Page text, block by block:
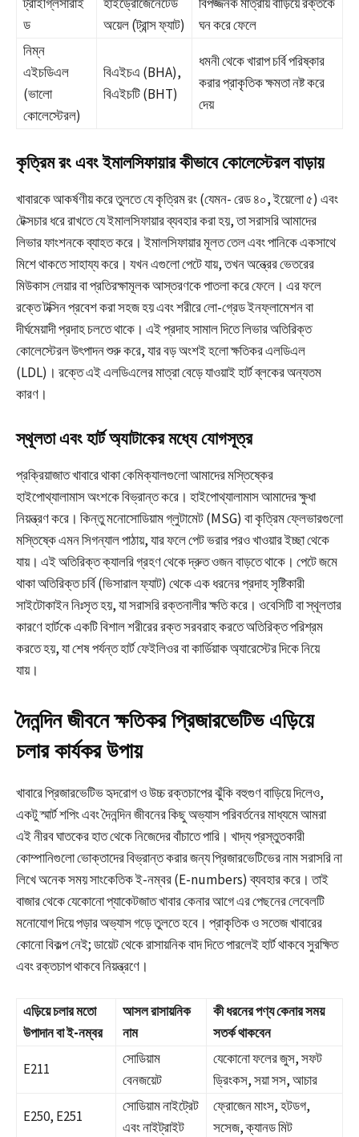
ড
অয়েল (ট্রান্স ফ্যাট)
ঘন করে ফেলে
নিম্ন
এইচডিএল
(ভালো
কোলেস্টেরল)
বিএইচএ (BHA),
বিএইচটি (BHT)
ধমনী থেকে খারাপ চর্বি পরিষ্কার
করার প্রাকৃতিক ক্ষমতা নষ্ট করে
দেয়
কৃত্রিম রং এবং ইমালসিফায়ার কীভাবে কোলেস্টেরল বাড়ায়
খাবারকে আকর্ষণীয় করে তুলতে যে কৃত্রিম রং (যেমন- রেড ৪০, ইয়েলো ৫) এবং
টেক্সচার ধরে রাখতে যে ইমালসিফায়ার ব্যবহার করা হয়, তা সরাসরি আমাদের
লিভার ফাংশনকে ব্যাহত করে। ইমালসিফায়ার মূলত তেল এবং পানিকে একসাথে
মিশে থাকতে সাহায্য করে। যখন এগুলো পেটে যায়, তখন অন্ত্রের ভেতরের
মিউকাস লেয়ার বা প্রতিরক্ষামূলক আস্তরণকে পাতলা করে ফেলে। এর ফলে
রক্তে টক্সিন প্রবেশ করা সহজ হয় এবং শরীরে লো-গ্রেড ইনফ্লামেশন বা
দীর্ঘমেয়াদী প্রদাহ চলতে থাকে। এই প্রদাহ সামাল দিতে লিভার অতিরিক্ত
কোলেস্টেরল উৎপাদন শুরু করে, যার বড় অংশই হলো ক্ষতিকর এলডিএল
(LDL)। রক্তে এই এলডিএলের মাত্রা বেড়ে যাওয়াই হার্ট ব্লকের অন্যতম
কারণ।
স্থূলতা এবং হার্ট অ্যাটাকের মধ্যে যোগসূত্র
প্রক্রিয়াজাত খাবারে থাকা কেমিক্যালগুলো আমাদের মস্তিষ্কের
হাইপোথ্যালামাস অংশকে বিভ্রান্ত করে। হাইপোথ্যালামাস আমাদের ক্ষুধা
নিয়ন্ত্রণ করে। কিন্তু মনোসোডিয়াম গ্লুটামেট (MSG) বা কৃত্রিম ফ্লেভারগুলো
মস্তিষ্কে এমন সিগন্যাল পাঠায়, যার ফলে পেট ভরার পরও খাওয়ার ইচ্ছা থেকে
যায়। এই অতিরিক্ত ক্যালরি গ্রহণ থেকে দ্রুত ওজন বাড়তে থাকে। পেটে জমে
থাকা অতিরিক্ত চর্বি (ভিসারাল ফ্যাট) থেকে এক ধরনের প্রদাহ সৃষ্টিকারী
সাইটোকাইন নিঃসৃত হয়, যা সরাসরি রক্তনালীর ক্ষতি করে। ওবেসিটি বা স্থূলতার
কারণে হার্টকে একটি বিশাল শরীরের রক্ত সরবরাহ করতে অতিরিক্ত পরিশ্রম
করতে হয়, যা শেষ পর্যন্ত হার্ট ফেইলিওর বা কার্ডিয়াক অ্যারেস্টের দিকে নিয়ে
যায়।
দৈনন্দিন জীবনে ক্ষতিকর প্রিজারভেটিভ এড়িয়ে
চলার কার্যকর উপায়
খাবারে প্রিজারভেটিভ হৃদরোগ ও উচ্চ রক্তচাপের ঝুঁকি বহুগুণ বাড়িয়ে দিলেও,
একটু স্মার্ট শপিং এবং দৈনন্দিন জীবনের কিছু অভ্যাস পরিবর্তনের মাধ্যমে আমরা
এই নীরব ঘাতকের হাত থেকে নিজেদের বাঁচাতে পারি। খাদ্য প্রস্তুতকারী
কোম্পানিগুলো ভোক্তাদের বিভ্রান্ত করার জন্য প্রিজারভেটিভের নাম সরাসরি না
লিখে অনেক সময় সাংকেতিক ই-নম্বর (E-numbers) ব্যবহার করে। তাই
বাজার থেকে যেকোনো প্যাকেটজাত খাবার কেনার আগে এর পেছনের লেবেলটি
মনোযোগ দিয়ে পড়ার অভ্যাস গড়ে তুলতে হবে। প্রাকৃতিক ও সতেজ খাবারের
কোনো বিকল্প নেই; ডায়েট থেকে রাসায়নিক বাদ দিতে পারলেই হার্ট থাকবে সুরক্ষিত
এবং রক্তচাপ থাকবে নিয়ন্ত্রণে।
এড়িয়ে চলার মতো
উপাদান বা ই-নম্বর
আসল রাসায়নিক
নাম
কী ধরনের পণ্য কেনার সময়
সতর্ক থাকবেন
E211
সোডিয়াম
বেনজয়েট
যেকোনো ফলের জুস, সফট
ড্রিংকস, সয়া সস, আচার
E250, E251
সোডিয়াম নাইট্রেট
এবং নাইট্রাইট
ফ্রোজেন মাংস, হটডগ,
সসেজ, ক্যানড মিট